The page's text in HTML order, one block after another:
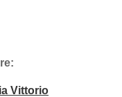
Vittorio